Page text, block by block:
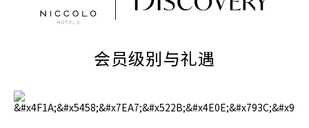
会员级别与礼遇